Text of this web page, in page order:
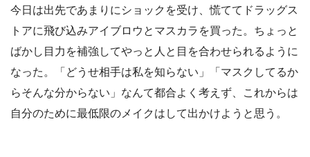
今日は出先であまりにショックを受け、慌ててドラッグス
トアに飛び込みアイブロウとマスカラを買った。ちょっと
ばかし目力を補強してやっと人と目を合わせられるように
なった。「どうせ相手は私を知らない」「マスクしてるか
らそんな分からない」なんて都合よく考えず、これからは
自分のために最低限のメイクはして出かけようと思う。